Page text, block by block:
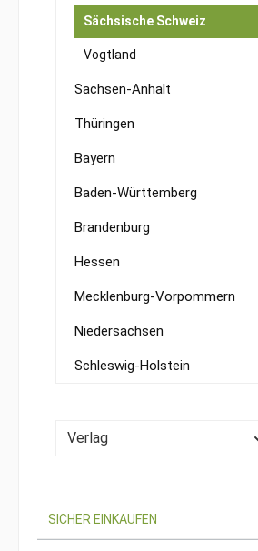
Sächsische Schweiz
Vogtland
Sachsen-Anhalt
Thüringen
Bayern
Baden-Württemberg
Brandenburg
Hessen
Mecklenburg-Vorpommern
Niedersachsen
Schleswig-Holstein
Verlag
SICHER EINKAUFEN